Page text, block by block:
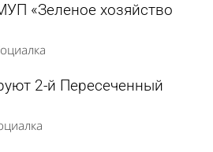
«Зеленое хозяйство
2-й Пересеченный